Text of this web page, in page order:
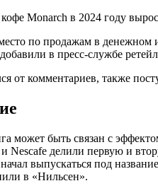
Monarch в 2024 году
по продажам в
в пресс-службе
от комментариев, также
может быть связан с
Nescafe делили первую и
выпускаться под
в «Нильсен».